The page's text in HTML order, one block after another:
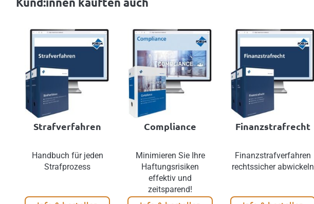
Strafverfahren
Handbuch für jeden
Strafprozess
Compliance
Minimieren Sie Ihre
Haftungsrisiken
effektiv und
zeitsparend!
Finanzstrafrecht
Finanzstrafverfahren
rechtssicher abwickeln